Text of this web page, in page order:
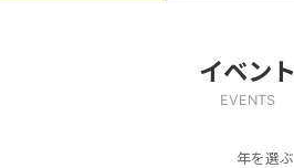
イベント
EVENTS
年を選ぶ